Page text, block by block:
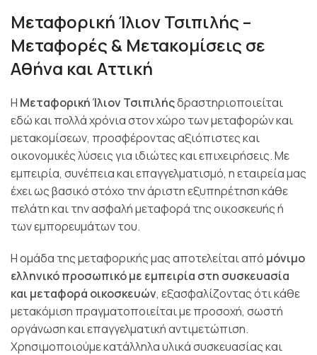
Μεταφορική Ίλιον Τσιπιλής –
Μεταφορές & Μετακομίσεις σε
Αθήνα και Αττική
Η Μεταφορική Ίλιον Τσιπιλήςδραστηριοποιείται
εδώ και πολλά χρόνια στον χώρο των μεταφορών και
μετακομίσεων, προσφέροντας αξιόπιστες και
οικονομικές λύσεις για ιδιώτες και επιχειρήσεις. Με
εμπειρία, συνέπεια και επαγγελματισμό, η εταιρεία μας
έχει ως βασικό στόχο την άριστη εξυπηρέτηση κάθε
πελάτη και την ασφαλή μεταφορά της οικοσκευής ή
των εμπορευμάτων του.
Η ομάδα της μεταφορικής μας αποτελείται από μόνιμο
ελληνικό προσωπικό με εμπειρία στη συσκευασία
και μεταφορά οικοσκευών, εξασφαλίζοντας ότι κάθε
μετακόμιση πραγματοποιείται με προσοχή, σωστή
οργάνωση και επαγγελματική αντιμετώπιση.
Χρησιμοποιούμε κατάλληλα υλικά συσκευασίας και